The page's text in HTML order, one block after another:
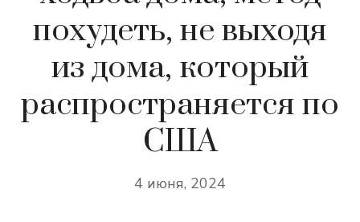
похудеть, не выходя
из дома, который
распространяется по
США
4 июня, 2024